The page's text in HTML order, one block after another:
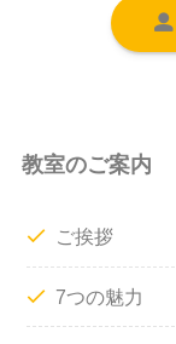
教室のご案内
ご挨拶
7つの魅力